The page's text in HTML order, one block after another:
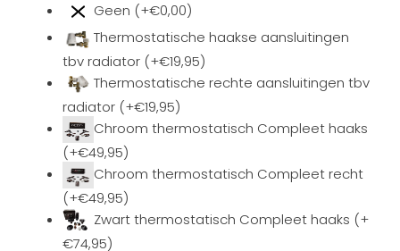
Geen (+€0,00)
Thermostatische haakse aansluitingen
tbv radiator (+€19,95)
Thermostatische rechte aansluitingen tbv
radiator (+€19,95)
Chroom thermostatisch Compleet haaks
(+€49,95)
Chroom thermostatisch Compleet recht
(+€49,95)
Zwart thermostatisch Compleet haaks (+
€74,95)